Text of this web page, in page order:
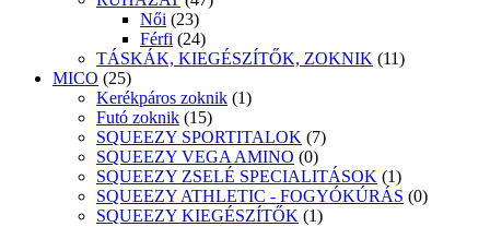
Női (23)
Férfi (24)
TÁSKÁK, KIEGÉSZÍTŐK, ZOKNIK (11)
MICO (25)
Kerékpáros zoknik (1)
Futó zoknik (15)
SQUEEZY SPORTITALOK (7)
SQUEEZY VEGA AMINO (0)
SQUEEZY ZSELÉ SPECIALITÁSOK (1)
SQUEEZY ATHLETIC - FOGYÓKÚRÁS (0)
SQUEEZY KIEGÉSZÍTŐK (1)